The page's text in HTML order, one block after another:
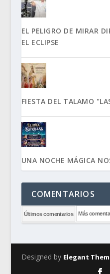
EL PELIGRO DE MIRAR
EL ECLIPSE
FIESTA DEL TALAMO
UNA NOCHE MÁGICA
COMENTARIOS
Últimos comentarios Más
Designed by Elegant